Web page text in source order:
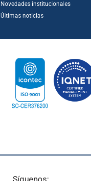
Novedades institucionales
Últimas noticias